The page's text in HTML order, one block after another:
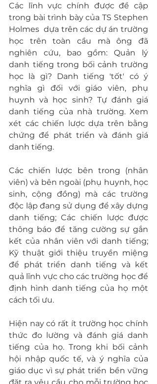
Các lĩnh vực chính được đề cập
trong bài trình bày của TS Stephen
Holmes  dựa trên các dự án trường
học trên toàn cầu mà ông đã
nghiên cứu, bao gồm: Quản lý
danh tiếng trong bối cảnh trường
học là gì? Danh tiếng 'tốt' có ý
nghĩa gì đối với giáo viên, phụ
huynh và học sinh? Tự đánh giá
danh tiếng của nhà trường. Xem
xét các chiến lược dựa trên bằng
chứng để phát triển và đánh giá
danh tiếng.
Các chiến lược bên trong (nhân
viên) và bên ngoài (phụ huynh, học
sinh, cộng đồng) mà các trường
độc lập đang sử dụng để xây dựng
danh tiếng; Các chiến lược được
thông báo để tăng cường sự gắn
kết của nhân viên với danh tiếng;
Kỹ thuật giới thiệu truyền miệng
để phát triển danh tiếng và kết
quả lĩnh vực cho các trường học để
định hình danh tiếng của họ một
cách tối ưu.
Hiện nay có rất ít trường học chính
thức đo lường và đánh giá danh
tiếng của họ. Trong khi bối cảnh
hội nhập quốc tế, và ý nghĩa của
giáo dục vì sự phát triển bền vững